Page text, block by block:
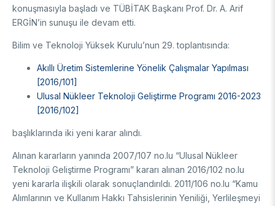
Akademik
Uluslararası Programlar
Sanayi
Ulusal Programlar
Uluslararası Programlar
Bilim & Toplum
Ulusal Programlar
Uluslararası Programlar
Bilimsel Etkinlik
Etkinlik Düzenleme
Uluslararası Destekler
Uluslararası İş Birlikleri
İkili İş Birliği Programları
Çok Taraflı Programlar
AB Çerçeve Programları
BURSLAR
konuşmasıyla başladı ve TÜBİTAK Başkanı Prof. Dr. A. Arif
ERGİN’in sunuşu ile devam etti.
Bilim ve Teknoloji Yüksek Kurulu’nun 29. toplantısında:
Akıllı Üretim Sistemlerine Yönelik Çalışmalar Yapılması
[2016/101]
Ulusal Nükleer Teknoloji Geliştirme Programı 2016-2023
[2016/102]
başlıklarında iki yeni karar alındı.
Alınan kararların yanında 2007/107 no.lu “Ulusal Nükleer
Teknoloji Geliştirme Programı” kararı alınan 2016/102 no.lu
yeni kararla ilişkili olarak sonuçlandırıldı. 2011/106 no.lu “Kamu
Alımlarının ve Kullanım Hakkı Tahsislerinin Yeniliği, Yerlileşmeyi